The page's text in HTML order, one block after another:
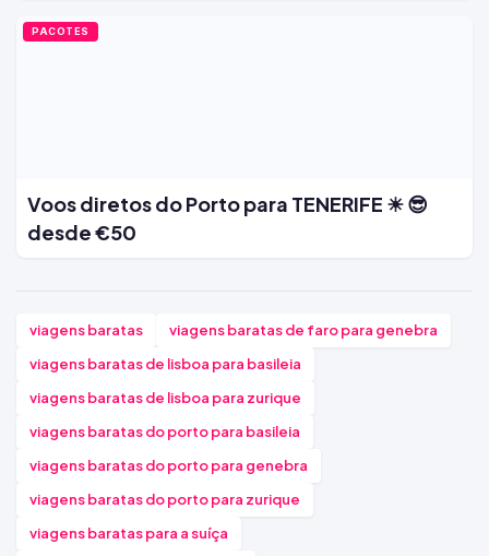
PACOTES
Voos diretos do Porto para TENERIFE ☀ 😎
desde €50
viagens baratas
viagens baratas de faro para genebra
viagens baratas de lisboa para basileia
viagens baratas de lisboa para zurique
viagens baratas do porto para basileia
viagens baratas do porto para genebra
viagens baratas do porto para zurique
viagens baratas para a suíça